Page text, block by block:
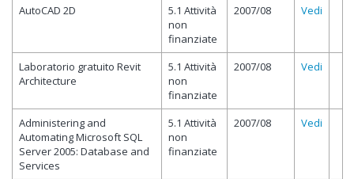
AutoCAD 2D
5.1 Attività
non
finanziate
2007/08 Vedi
Laboratorio gratuito Revit
Architecture
5.1 Attività
non
finanziate
2007/08 Vedi
Administering and
Automating Microsoft SQL
Server 2005: Database and
Services
5.1 Attività
non
finanziate
2007/08 Vedi